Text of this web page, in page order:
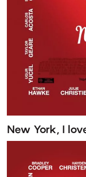
New York, I